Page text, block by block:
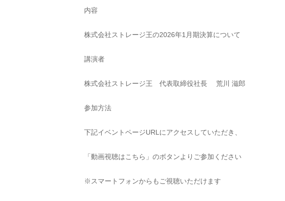
内容
株式会社ストレージ王の2026年1月期決算について
講演者
株式会社ストレージ王　代表取締役社長　 荒川 滋郎
参加方法
下記イベントページURLにアクセスしていただき、
「動画視聴はこちら」のボタンよりご参加ください
※スマートフォンからもご視聴いただけます